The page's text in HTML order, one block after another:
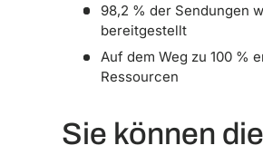
98,2 % der Sendungen
bereitgestellt
Auf dem Weg zu 100 %
Ressourcen
Sie können